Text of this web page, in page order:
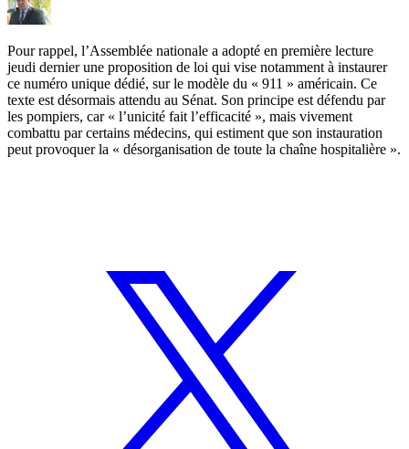
Pour rappel, l’Assemblée nationale a adopté en première lecture
jeudi dernier une proposition de loi qui vise notamment à instaurer
ce numéro unique dédié, sur le modèle du « 911 » américain. Ce
texte est désormais attendu au Sénat. Son principe est défendu par
les pompiers, car « l’unicité fait l’efficacité », mais vivement
combattu par certains médecins, qui estiment que son instauration
peut provoquer la « désorganisation de toute la chaîne hospitalière ».